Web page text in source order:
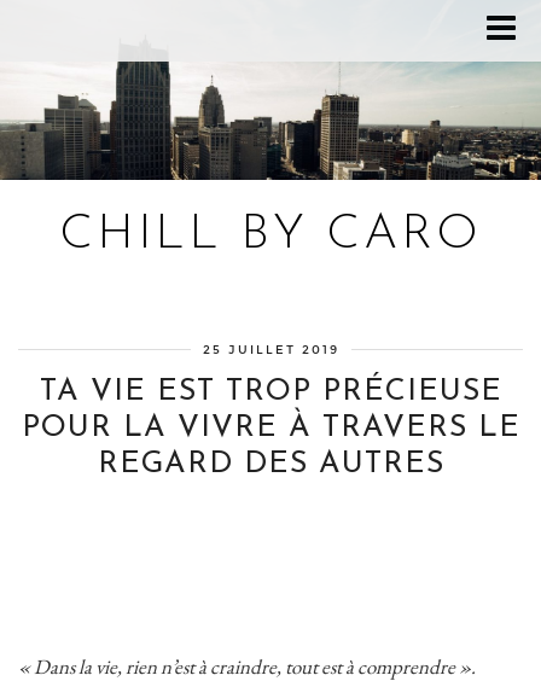
CHILL BY CARO
25 JUILLET 2019
TA VIE EST TROP PRÉCIEUSE
POUR LA VIVRE À TRAVERS LE
REGARD DES AUTRES
« Dans la vie, rien n’est à craindre, tout est à comprendre ».